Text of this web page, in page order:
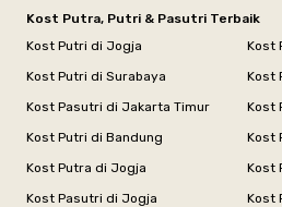
Kost Putra, Putri & Pasutri Terbaik
Kost Putri di Jogja
Kost
Kost Putri di Surabaya
Kost
Kost Pasutri di Jakarta Timur
Kost
Kost Putri di Bandung
Kost
Kost Putra di Jogja
Kost
Kost Pasutri di Jogja
Kost